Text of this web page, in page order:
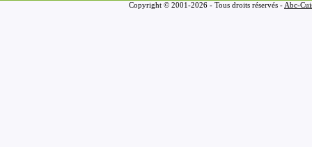
Copyright © 2001-2026 - Tous droits réservés - Abc-